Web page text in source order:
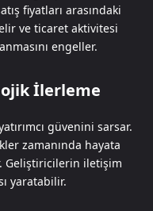
fiyatları arasındaki
ve ticaret aktivitesi
engeller.
İlerleme
güvenini sarsar.
zamanında hayata
Geliştiricilerin iletişim
yaratabilir.